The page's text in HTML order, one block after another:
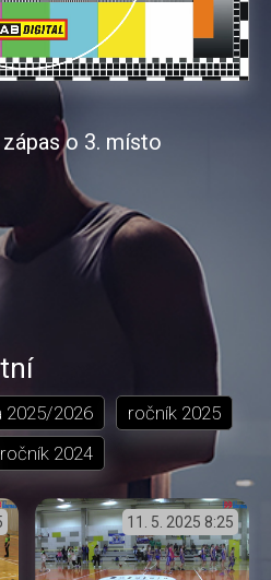
video
zápas o 3. místo
2025/2026 ročník 2025
ročník 2024
11. 5. 2025 8:25